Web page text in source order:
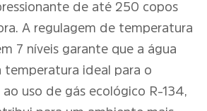
de até 250 copos
A regulagem de temperatura
7 níveis garante que a água
temperatura ideal para o
ao uso de gás ecológico R-134,